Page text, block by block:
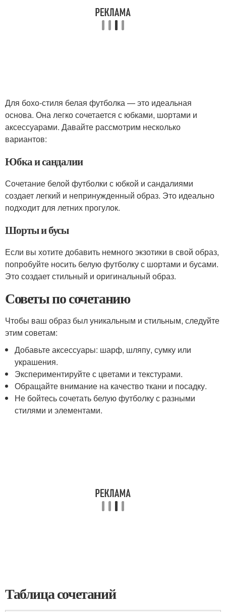
Для бохо-стиля белая футболка — это идеальная
основа. Она легко сочетается с юбками, шортами и
аксессуарами. Давайте рассмотрим несколько
вариантов:
Юбка и сандалии
Сочетание белой футболки с юбкой и сандалиями
создает легкий и непринужденный образ. Это идеально
подходит для летних прогулок.
Шорты и бусы
Если вы хотите добавить немного экзотики в свой образ,
попробуйте носить белую футболку с шортами и бусами.
Это создает стильный и оригинальный образ.
Советы по сочетанию
Чтобы ваш образ был уникальным и стильным, следуйте
этим советам:
Добавьте аксессуары: шарф, шляпу, сумку или
украшения.
Экспериментируйте с цветами и текстурами.
Обращайте внимание на качество ткани и посадку.
Не бойтесь сочетать белую футболку с разными
стилями и элементами.
Таблица сочетаний